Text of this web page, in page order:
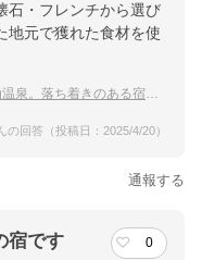
石・フレンチから選び
地元で獲れた食材を使
きのある宿でリッチに過ごしたい！
の回答（投稿日：2025/4/20）
通報する
宿です 0